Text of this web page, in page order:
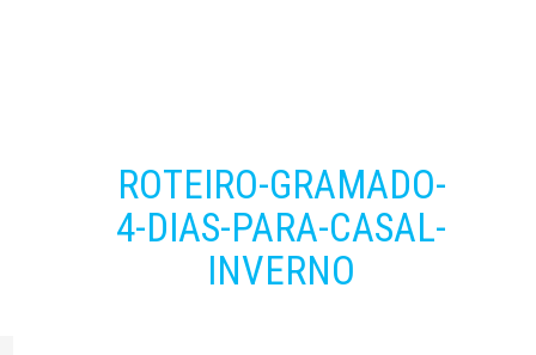
ROTEIRO-GRAMADO-
4-DIAS-PARA-CASAL-
INVERNO